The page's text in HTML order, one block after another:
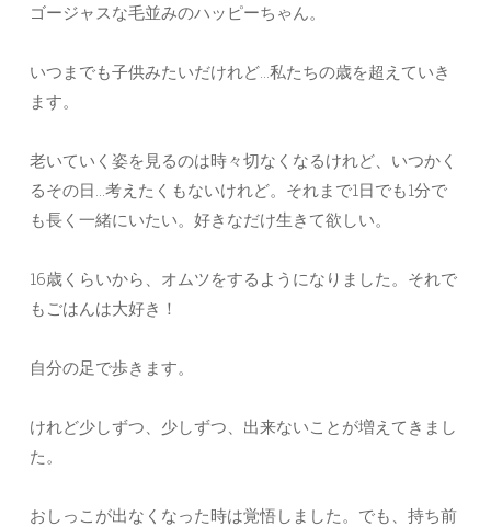
ゴージャスな毛並みのハッピーちゃん。
いつまでも子供みたいだけれど…私たちの歳を超えていき
ます。
老いていく姿を見るのは時々切なくなるけれど、いつかく
るその日…考えたくもないけれど。それまで1日でも1分で
も長く一緒にいたい。好きなだけ生きて欲しい。
16歳くらいから、オムツをするようになりました。それで
もごはんは大好き！
自分の足で歩きます。
けれど少しずつ、少しずつ、出来ないことが増えてきまし
た。
おしっこが出なくなった時は覚悟しました。でも、持ち前